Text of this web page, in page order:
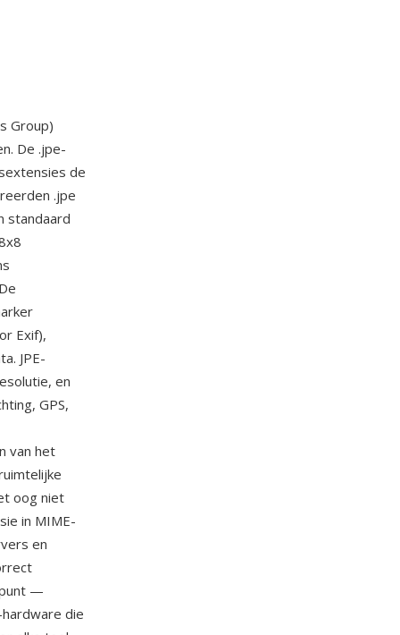
Group)
De .jpe-
de
.jpe
standaard
Exif),
JPE-
en
GPS,
van het
oog niet
in MIME-
en
—
die